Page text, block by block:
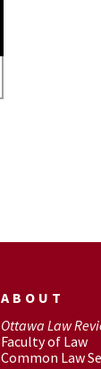
ABOUT
Ottawa Law
Faculty of Law
Common Law